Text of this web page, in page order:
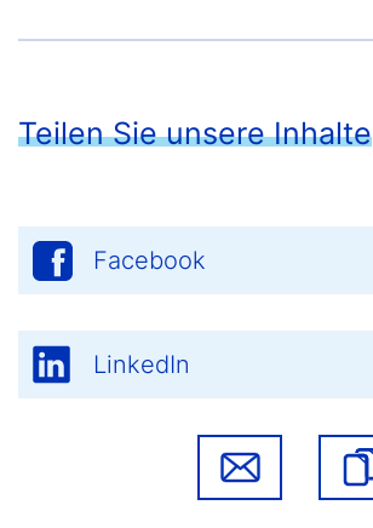
Teilen Sie unsere Inhalte
Facebook
LinkedIn